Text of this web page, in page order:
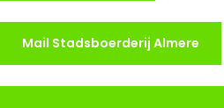
Mail Stadsboerderij Almere